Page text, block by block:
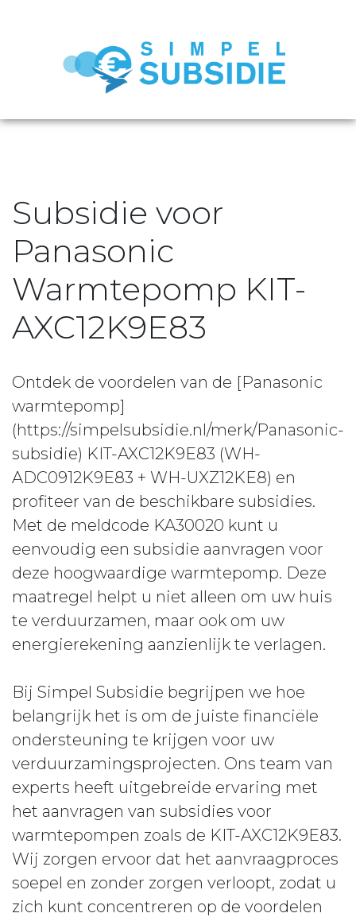
Subsidie voor
Panasonic
Warmtepomp KIT-
AXC12K9E83
Ontdek de voordelen van de [Panasonic
warmtepomp]
(https://simpelsubsidie.nl/merk/Panasonic-
subsidie) KIT-AXC12K9E83 (WH-
ADC0912K9E83 + WH-UXZ12KE8) en
profiteer van de beschikbare subsidies.
Met de meldcode KA30020 kunt u
eenvoudig een subsidie aanvragen voor
deze hoogwaardige warmtepomp. Deze
maatregel helpt u niet alleen om uw huis
te verduurzamen, maar ook om uw
energierekening aanzienlijk te verlagen.
Bij Simpel Subsidie begrijpen we hoe
belangrijk het is om de juiste financiële
ondersteuning te krijgen voor uw
verduurzamingsprojecten. Ons team van
experts heeft uitgebreide ervaring met
het aanvragen van subsidies voor
warmtepompen zoals de KIT-AXC12K9E83.
Wij zorgen ervoor dat het aanvraagproces
soepel en zonder zorgen verloopt, zodat u
zich kunt concentreren op de voordelen